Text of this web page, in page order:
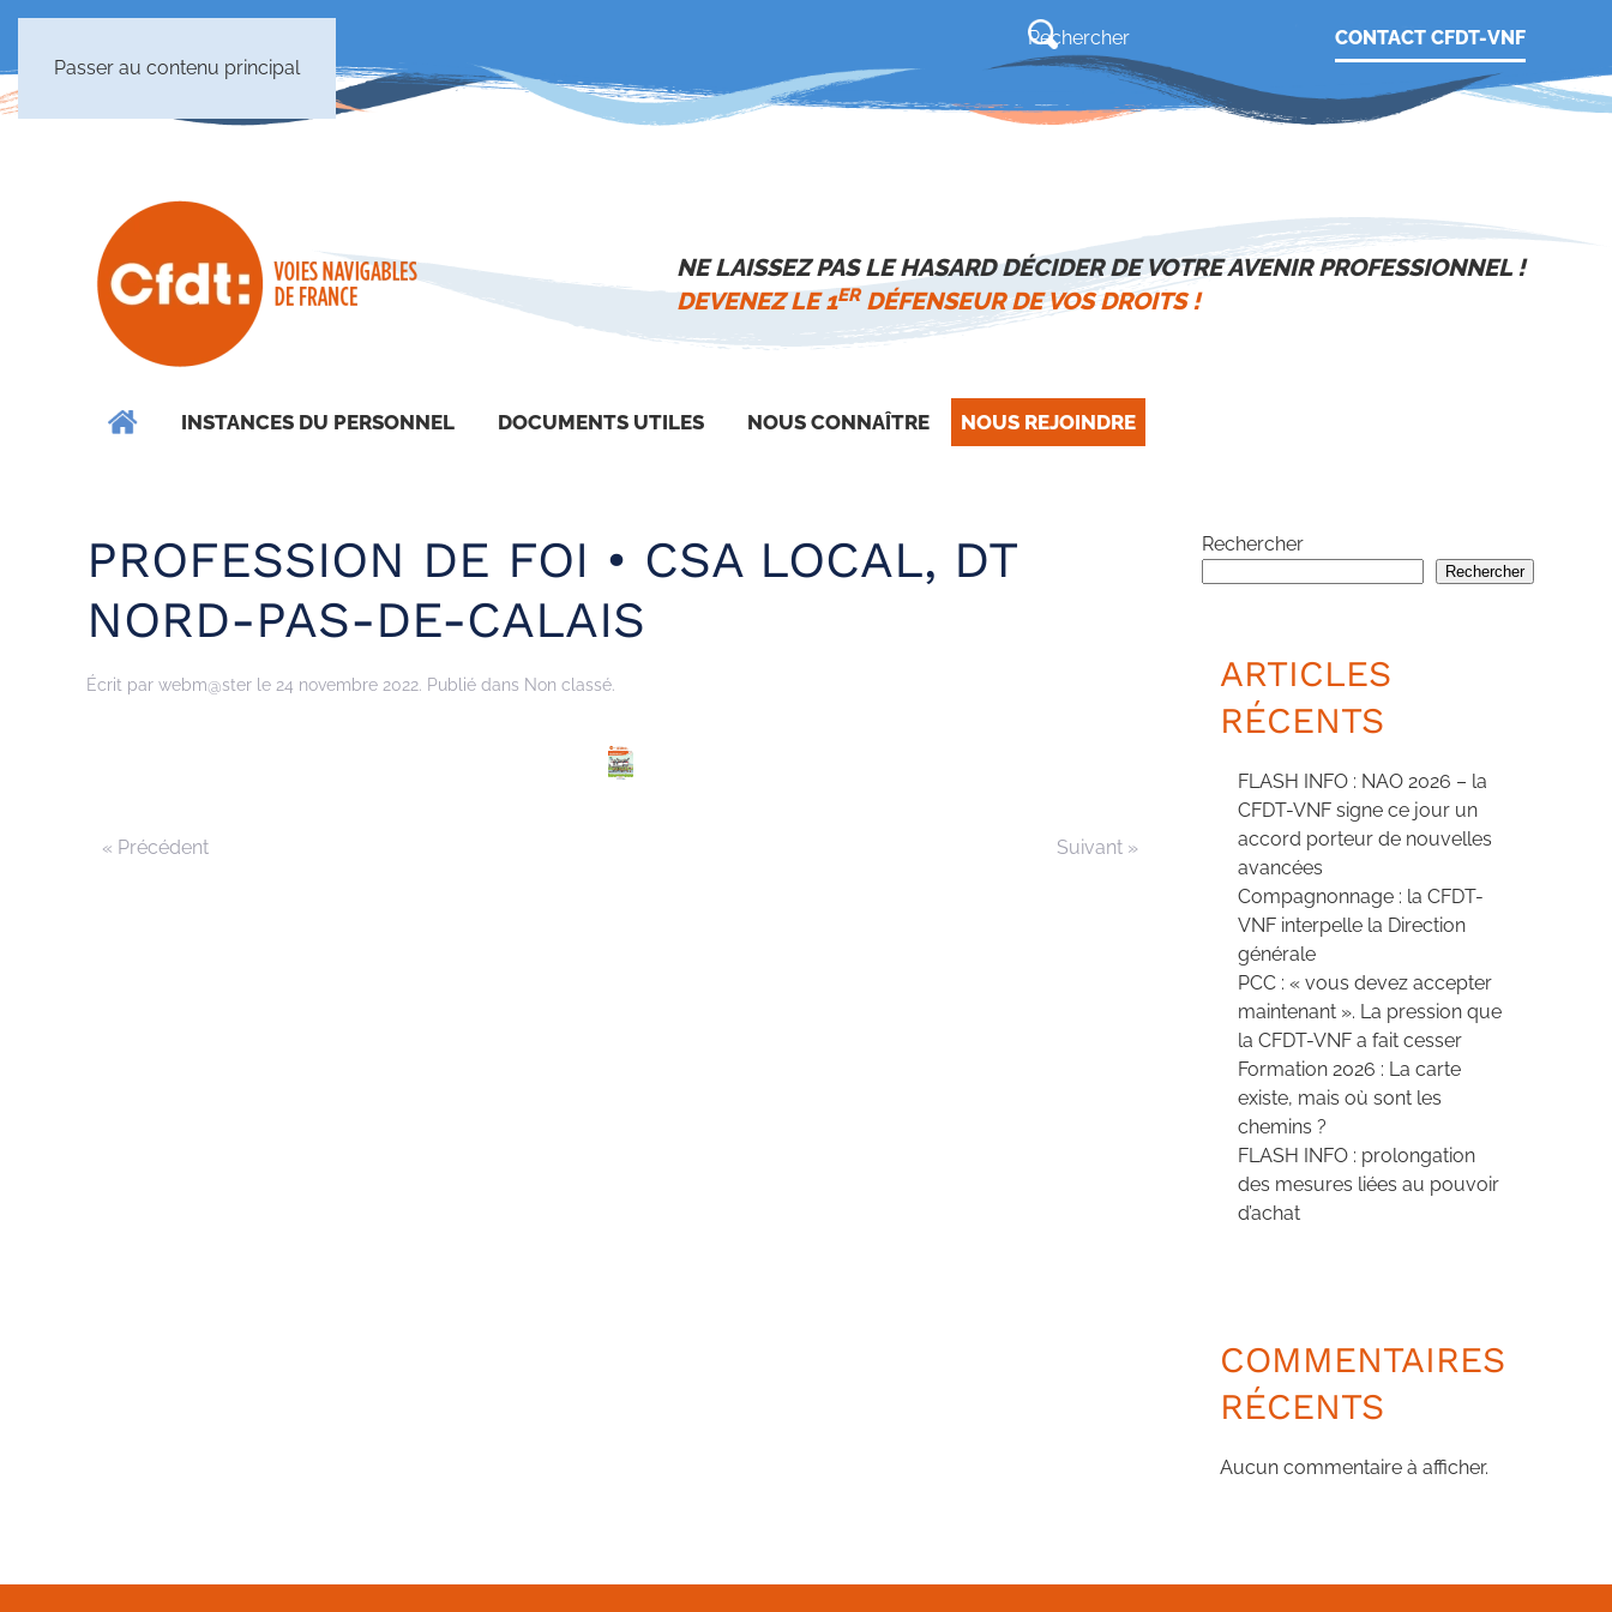
Passer au contenu principal
CONTACT CFDT-VNF
NE LAISSEZ PAS LE HASARD DÉCIDER DE VOTRE AVENIR PROFESSIONNEL !
DEVENEZ LE 1ERDÉFENSEUR DE VOS DROITS !
INSTANCES DU PERSONNEL DOCUMENTS UTILES NOUS CONNAÎTRE NOUS REJOINDRE
PROFESSION DE FOI • CSA LOCAL, DT
NORD-PAS-DE-CALAIS
Écrit par webm@ster le 24 novembre 2022. Publié dans Non classé.
« Précédent Suivant »
Rechercher
Rechercher
ARTICLES
RÉCENTS
FLASH INFO : NAO 2026 – la
CFDT-VNF signe ce jour un
accord porteur de nouvelles
avancées
Compagnonnage : la CFDT-
VNF interpelle la Direction
générale
PCC : « vous devez accepter
maintenant ». La pression que
la CFDT-VNF a fait cesser
Formation 2026 : La carte
existe, mais où sont les
chemins ?
FLASH INFO : prolongation
des mesures liées au pouvoir
d’achat
COMMENTAIRES
RÉCENTS
Aucun commentaire à afficher.